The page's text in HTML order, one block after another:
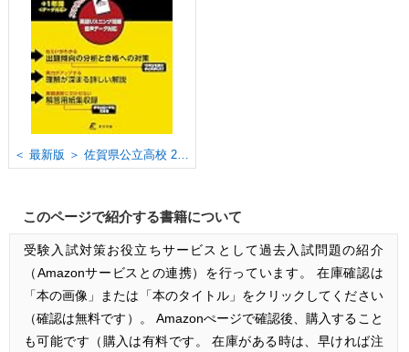
このページで紹介する書籍について
受験入試対策お役立ちサービスとして過去入試問題の紹介
（Amazonサービスとの連携）を行っています。 在庫確認は
「本の画像」または「本のタイトル」をクリックしてください
（確認は無料です）。 Amazonぺージで確認後、購入すること
も可能です（購入は有料です。 在庫がある時は、早ければ注